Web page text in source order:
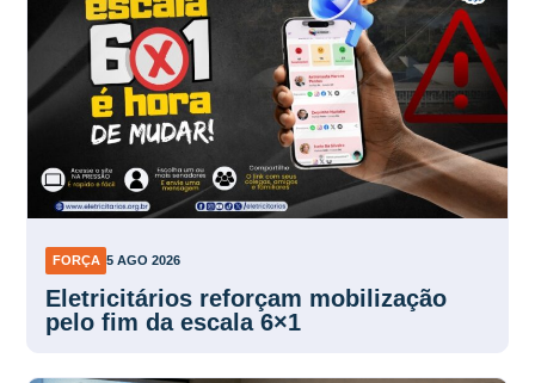
FORÇA 5 AGO 2026
Eletricitários reforçam mobilização
pelo fim da escala 6×1